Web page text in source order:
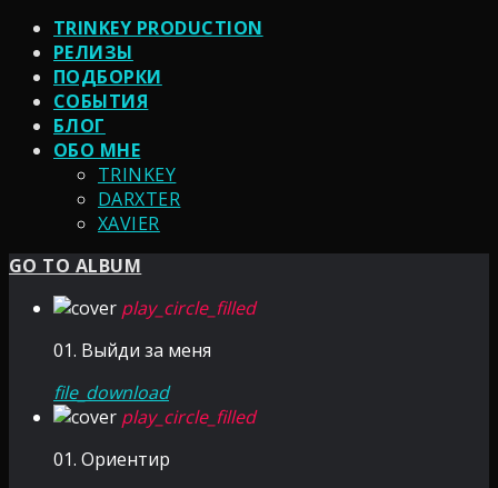
TRINKEY PRODUCTION
РЕЛИЗЫ
ПОДБОРКИ
СОБЫТИЯ
БЛОГ
ОБО МНЕ
TRINKEY
DARXTER
XAVIER
GO TO ALBUM
play_circle_filled
01. Выйди за меня
file_download
play_circle_filled
01. Ориентир